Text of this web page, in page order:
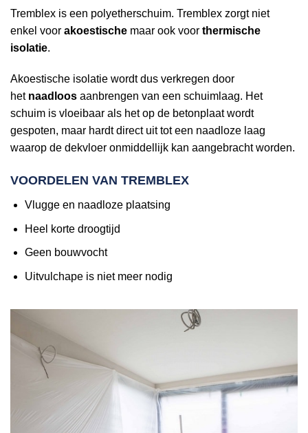
Tremblex is een polyetherschuim. Tremblex zorgt niet
enkel voor akoestische maar ook voor thermische
isolatie.
Akoestische isolatie wordt dus verkregen door
het naadloos aanbrengen van een schuimlaag. Het
schuim is vloeibaar als het op de betonplaat wordt
gespoten, maar hardt direct uit tot een naadloze laag
waarop de dekvloer onmiddellijk kan aangebracht worden.
VOORDELEN VAN TREMBLEX
Vlugge en naadloze plaatsing
Heel korte droogtijd
Geen bouwvocht
Uitvulchape is niet meer nodig